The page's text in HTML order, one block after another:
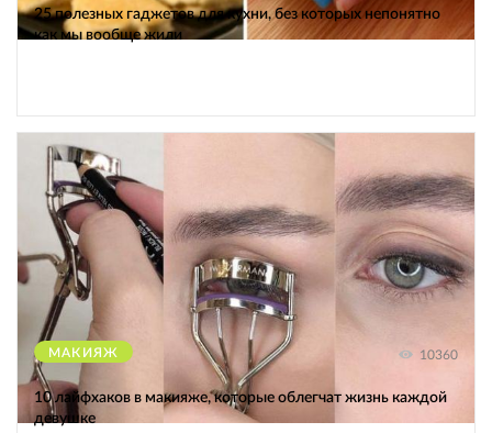
25 полезных гаджетов для кухни, без которых непонятно
как мы вообще жили
МАКИЯЖ 10360
10 лайфхаков в макияже, которые облегчат жизнь каждой
девушке